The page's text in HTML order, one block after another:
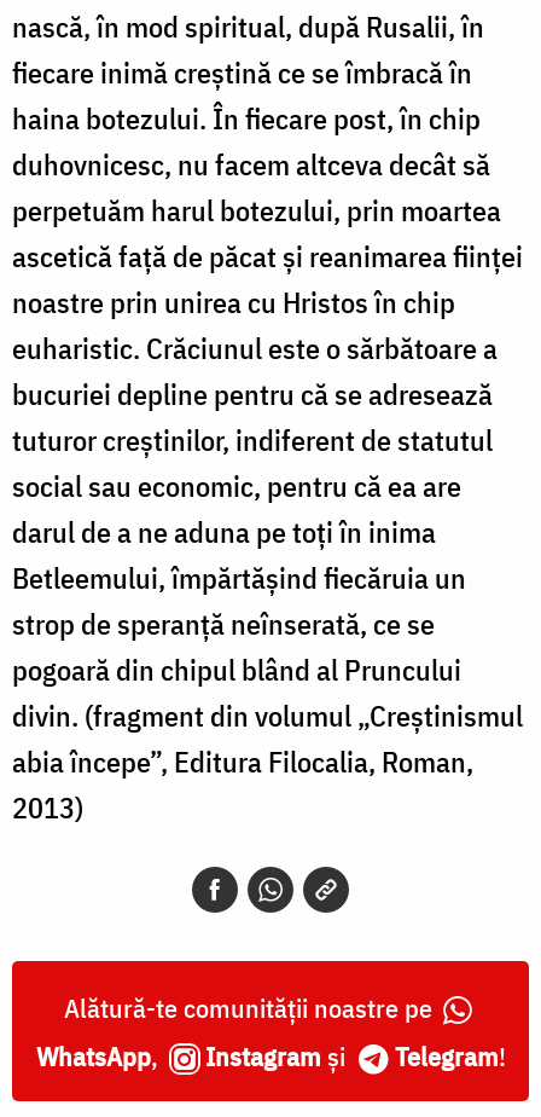
nască, în mod spiritual, după Rusalii, în
fiecare inimă creştină ce se îmbracă în
haina botezului. În fiecare post, în chip
duhovnicesc, nu facem altceva decât să
perpetuăm harul botezului, prin moartea
ascetică faţă de păcat şi reanimarea fiinţei
noastre prin unirea cu Hristos în chip
euharistic. Crăciunul este o sărbătoare a
bucuriei depline pentru că se adresează
tuturor creştinilor, indiferent de statutul
social sau economic, pentru că ea are
darul de a ne aduna pe toţi în inima
Betleemului, împărtăşind fiecăruia un
strop de speranţă neînserată, ce se
pogoară din chipul blând al Pruncului
divin. (fragment din volumul „Creştinismul
abia începe”, Editura Filocalia, Roman,
2013)
Alătură-te comunității noastre pe
WhatsApp, Instagram și Telegram!